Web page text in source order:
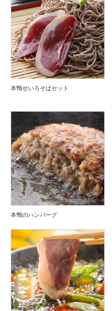
本鴨せいろそばセット
本鴨のハンバーグ